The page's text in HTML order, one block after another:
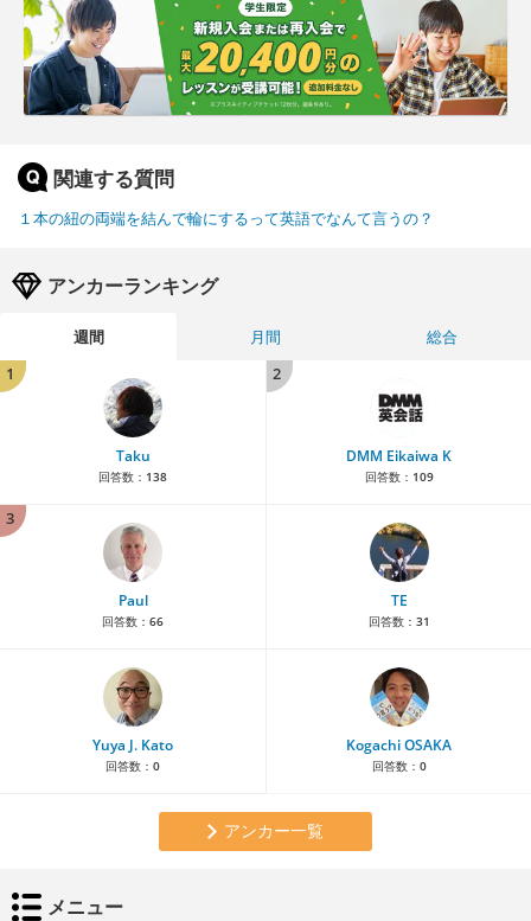
関連する質問
１本の紐の両端を結んで輪にするって英語でなんて言うの？
アンカーランキング
週間 月間
総合
1
Taku
回答数： 138
2
DMM Eikaiwa K
回答数： 109
3
Paul
回答数： 66
TE
回答数： 31
Yuya J. Kato
回答数： 0
Kogachi OSAKA
回答数： 0
アンカー一覧
メニュー